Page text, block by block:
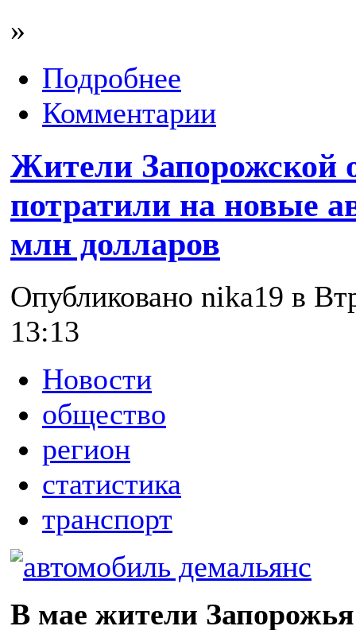
»
Подробнее
Комментарии
Жители Запорожской
потратили на новые
млн долларов
Опубликовано nika19 в
13:13
Новости
общество
регион
статистика
транспорт
В мае жители